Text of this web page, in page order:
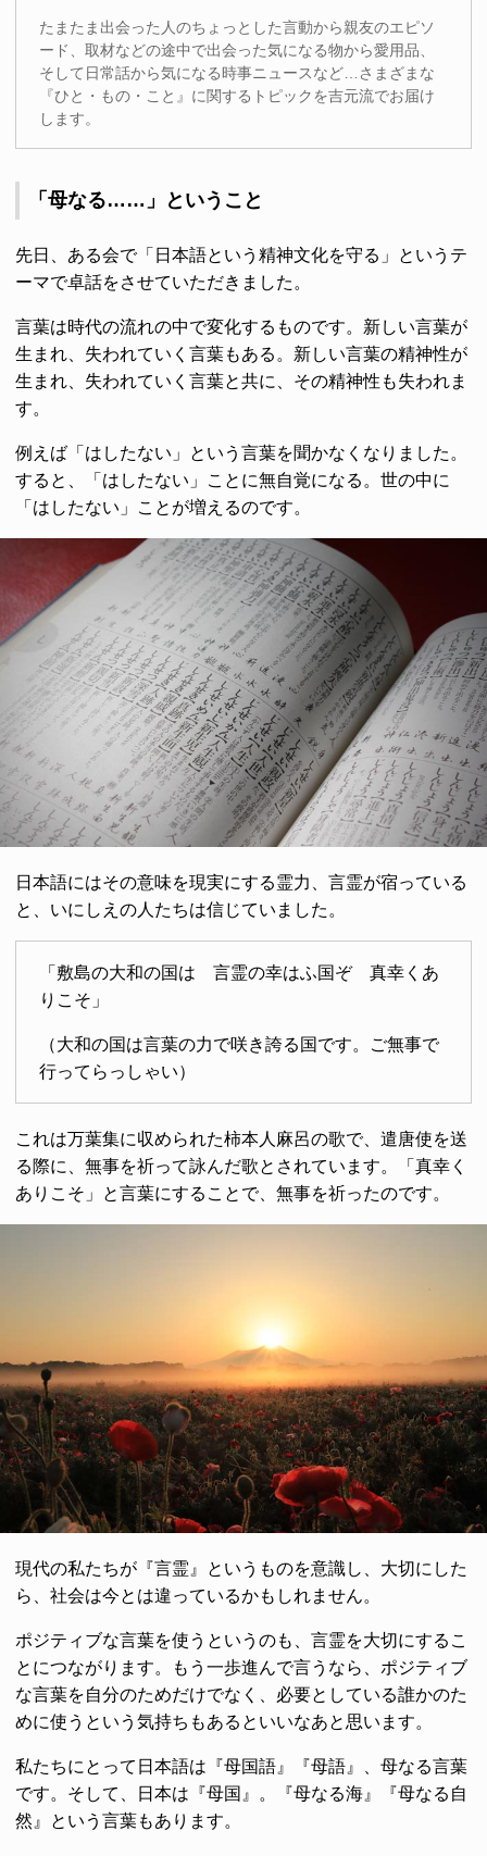
たまたま出会った人のちょっとした言動から親友のエピソ
ード、取材などの途中で出会った気になる物から愛用品、
そして日常話から気になる時事ニュースなど…さまざまな
『ひと・もの・こと』に関するトピックを吉元流でお届け
します。
「母なる……」ということ
先日、ある会で「日本語という精神文化を守る」というテ
ーマで卓話をさせていただきました。
言葉は時代の流れの中で変化するものです。新しい言葉が
生まれ、失われていく言葉もある。新しい言葉の精神性が
生まれ、失われていく言葉と共に、その精神性も失われま
す。
例えば「はしたない」という言葉を聞かなくなりました。
すると、「はしたない」ことに無自覚になる。世の中に
「はしたない」ことが増えるのです。
日本語にはその意味を現実にする霊力、言霊が宿っている
と、いにしえの人たちは信じていました。
「敷島の大和の国は 言霊の幸はふ国ぞ 真幸くあ
りこそ」
（大和の国は言葉の力で咲き誇る国です。ご無事で
行ってらっしゃい）
これは万葉集に収められた柿本人麻呂の歌で、遣唐使を送
る際に、無事を祈って詠んだ歌とされています。「真幸く
ありこそ」と言葉にすることで、無事を祈ったのです。
現代の私たちが『言霊』というものを意識し、大切にした
ら、社会は今とは違っているかもしれません。
ポジティブな言葉を使うというのも、言霊を大切にするこ
とにつながります。もう一歩進んで言うなら、ポジティブ
な言葉を自分のためだけでなく、必要としている誰かのた
めに使うという気持ちもあるといいなあと思います。
私たちにとって日本語は『母国語』『母語』、母なる言葉
です。そして、日本は『母国』。『母なる海』『母なる自
然』という言葉もあります。